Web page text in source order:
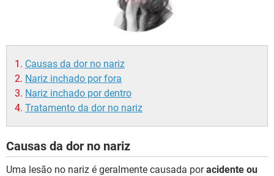
Causas da dor no nariz
Nariz inchado por fora
Nariz inchado por dentro
Tratamento da dor no nariz
Causas da dor no nariz
Uma lesão no nariz é geralmente causada poracidente ou